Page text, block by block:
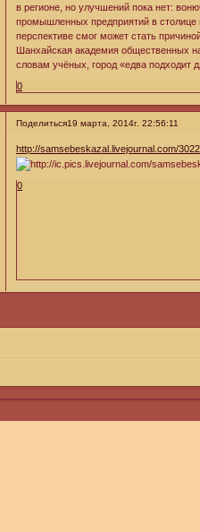
в регионе, но улучшений пока нет:
промышленных предприятий в столице
перспективе смог может стать
Шанхайская академия общественных
словам учёных, город «едва подходит
0
Поделиться19 марта, 2014г. 22:56:11
http://samsebeskazal.livejournal.com/
0